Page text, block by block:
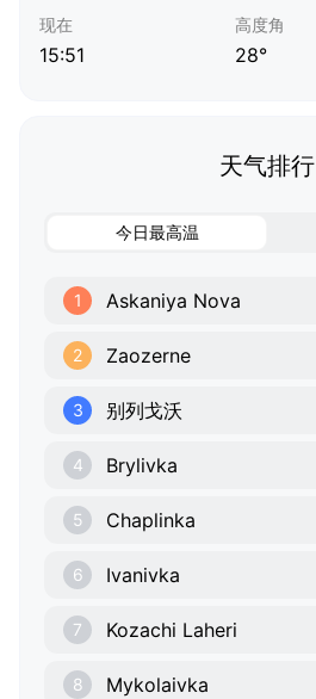
现在
15:51
高度角
28°
天气排行
今日最高温
1 Askaniya Nova
2 Zaozerne
3 别列戈沃
4 Brylivka
5 Chaplinka
6 Ivanivka
7 Kozachi Laheri
8 Mykolaivka